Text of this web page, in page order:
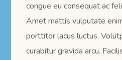
congue eu consequat ac
Amet mattis vulputate
porttitor lacus luctus.
curabitur gravida arcu.